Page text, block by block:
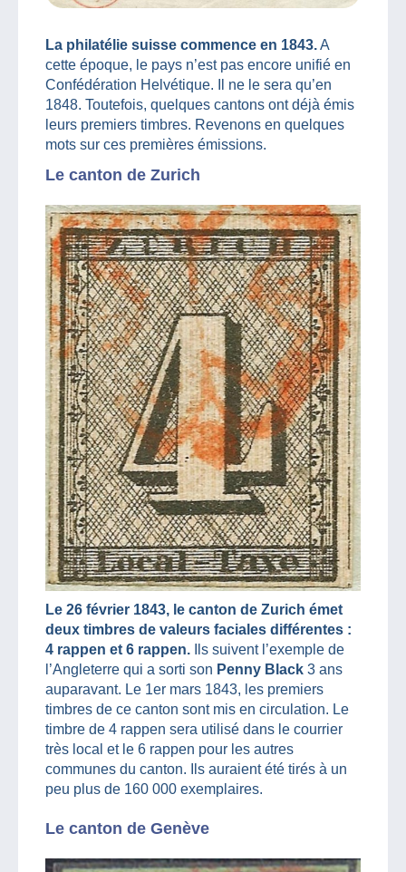
La philatélie suisse commence en 1843.A
cette époque, le pays n’est pas encore unifié en
Confédération Helvétique. Il ne le sera qu’en
1848. Toutefois, quelques cantons ont déjà émis
leurs premiers timbres. Revenons en quelques
mots sur ces premières émissions.
Le canton de Zurich
Le 26 février 1843, le canton de Zurich émet
deux timbres de valeurs faciales différentes :
4 rappen et 6 rappen. Ils suivent l’exemple de
l’Angleterre qui a sorti son Penny Black 3 ans
auparavant. Le 1er mars 1843, les premiers
timbres de ce canton sont mis en circulation. Le
timbre de 4 rappen sera utilisé dans le courrier
très local et le 6 rappen pour les autres
communes du canton. Ils auraient été tirés à un
peu plus de 160 000 exemplaires.
Le canton de Genève